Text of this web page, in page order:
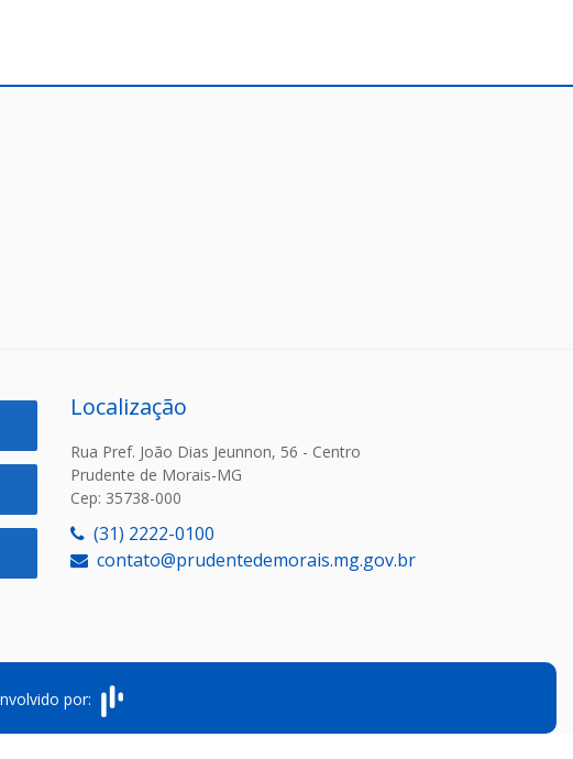
Localização
Rua Pref. João Dias Jeunnon, 56 - Centro
Prudente de Morais-MG
Cep: 35738-000
(31) 2222-0100
contato@prudentedemorais.mg.gov.br
por: